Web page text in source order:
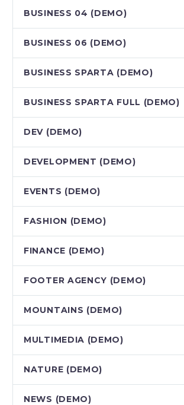
BUSINESS 04 (DEMO)
BUSINESS 06 (DEMO)
BUSINESS SPARTA (DEMO)
BUSINESS SPARTA FULL (DEMO)
DEV (DEMO)
DEVELOPMENT (DEMO)
EVENTS (DEMO)
FASHION (DEMO)
FINANCE (DEMO)
FOOTER AGENCY (DEMO)
MOUNTAINS (DEMO)
MULTIMEDIA (DEMO)
NATURE (DEMO)
NEWS (DEMO)